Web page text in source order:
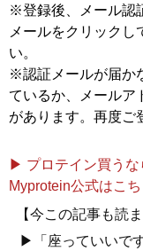
※登録後、メール認
メールをクリックし
い。
※認証メールが届か
ているか、メールア
があります。再度ご
▶ プロテイン買うな
Myprotein公式はこ
【今この記事も読
▶「座っていいで